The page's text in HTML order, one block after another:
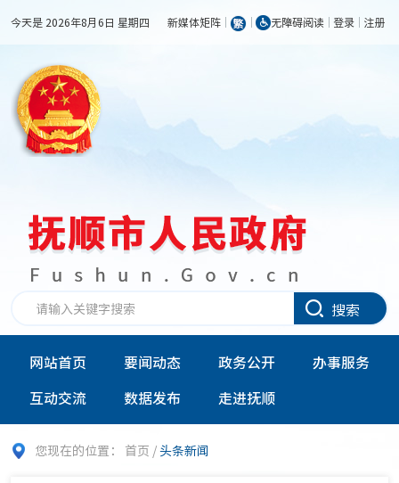
今天是 2026年8月6日 星期四 新媒体矩阵 无障碍阅读 登录 注册
搜索
网站首页 要闻动态 政务公开
办事服务
互动交流
数据发布 走进抚顺
您现在的位置： 首页 /头条新闻